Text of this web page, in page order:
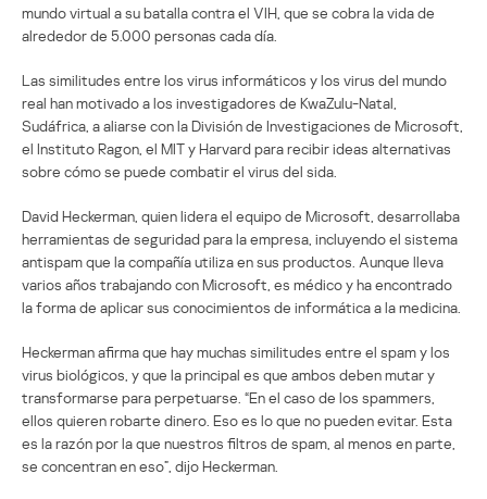
mundo virtual a su batalla contra el VIH, que se cobra la vida de
alrededor de 5.000 personas cada día.
Las similitudes entre los virus informáticos y los virus del mundo
real han motivado a los investigadores de KwaZulu-Natal,
Sudáfrica, a aliarse con la División de Investigaciones de Microsoft,
el Instituto Ragon, el MIT y Harvard para recibir ideas alternativas
sobre cómo se puede combatir el virus del sida.
David Heckerman, quien lidera el equipo de Microsoft, desarrollaba
herramientas de seguridad para la empresa, incluyendo el sistema
antispam que la compañía utiliza en sus productos. Aunque lleva
varios años trabajando con Microsoft, es médico y ha encontrado
la forma de aplicar sus conocimientos de informática a la medicina.
Heckerman afirma que hay muchas similitudes entre el spam y los
virus biológicos, y que la principal es que ambos deben mutar y
transformarse para perpetuarse. “En el caso de los spammers,
ellos quieren robarte dinero. Eso es lo que no pueden evitar. Esta
es la razón por la que nuestros filtros de spam, al menos en parte,
se concentran en eso”, dijo Heckerman.